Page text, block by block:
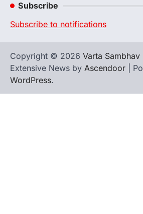
Subscribe
Subscribe to notifications
Copyright © 2026 Varta Sambhav |
Extensive News by Ascendoor |
WordPress.